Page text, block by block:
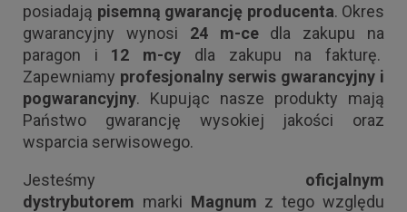
posiadają pisemną gwarancję producenta. Okres
gwarancyjny wynosi 24 m-cedla zakupu na
paragon i 12 m-cy dla zakupu na fakturę.
Zapewniamy profesjonalny serwis gwarancyjny i
pogwarancyjny. Kupując nasze produkty mają
Państwo gwarancję wysokiej jakości oraz
wsparcia serwisowego.
Jesteśmy oficjalnym
dystrybutorem marki Magnum z tego względu